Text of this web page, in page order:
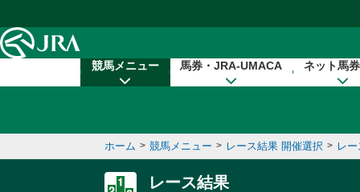
競馬メニュー 馬券・JRA-UMACA ネット馬
ホーム > 競馬メニュー > レース結果 開催選択 > レ
レース結果